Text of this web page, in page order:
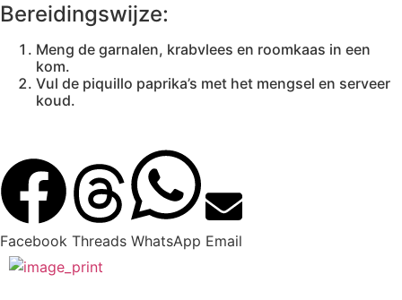
Bereidingswijze:
Meng de garnalen, krabvlees en roomkaas in een
kom.
Vul de piquillo paprika’s met het mengsel en serveer
koud.
Facebook Threads WhatsApp Email